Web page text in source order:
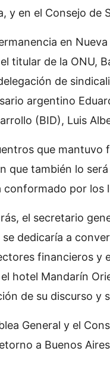
y en el Consejo de
en
titular de la ONU,
de
argentino
(BID), Luis
que mantuvo
también lo
por los
el secretario
dedicaría a
financieros y
hotel Mandarín
de su discurso y
General y el
a Buenos